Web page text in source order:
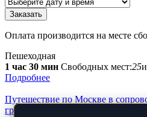
Оплата производится на месте
Пешеходная
1 час 30 мин Свободных мест:25
Подробнее
Путешествие по Москве в
графа Калиостро!